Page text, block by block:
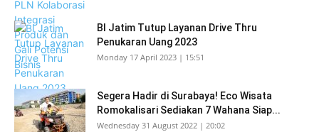
BI Jatim Tutup Layanan Drive Thru
Penukaran Uang 2023
Monday 17 April 2023 | 15:51
Segera Hadir di Surabaya! Eco Wisata
Romokalisari Sediakan 7 Wahana Siap...
Wednesday 31 August 2022 | 20:02